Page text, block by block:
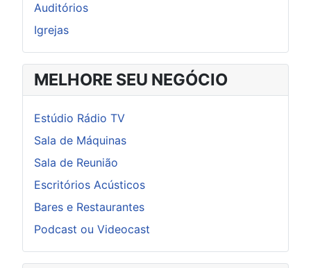
Auditórios
Igrejas
MELHORE SEU NEGÓCIO
Estúdio Rádio TV
Sala de Máquinas
Sala de Reunião
Escritórios Acústicos
Bares e Restaurantes
Podcast ou Videocast